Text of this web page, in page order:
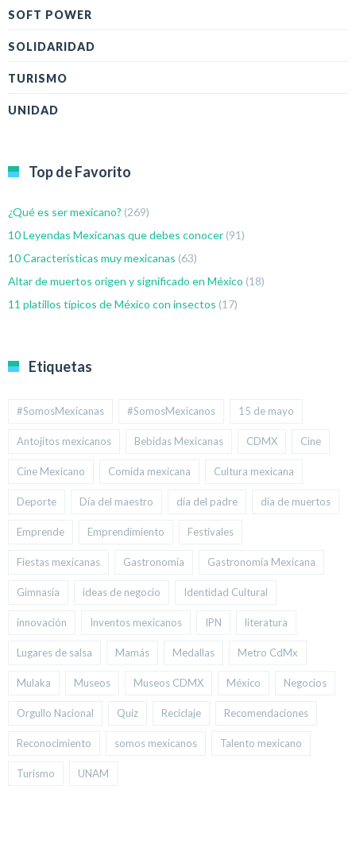
SOFT POWER
SOLIDARIDAD
TURISMO
UNIDAD
Top de Favorito
¿Qué es ser mexicano? (269)
10 Leyendas Mexicanas que debes conocer (91)
10 Características muy mexicanas (63)
Altar de muertos origen y significado en México (18)
11 platillos típicos de México con insectos (17)
Etiquetas
#SomosMexicanas #SomosMexicanos 15 de mayo
Antojitos mexicanos Bebidas Mexicanas CDMX Cine
Cine Mexicano Comida mexicana Cultura mexicana
Deporte Día del maestro día del padre día de muertos
Emprende Emprendimiento Festivales
Fiestas mexicanas Gastronomía Gastronomía Mexicana
Gimnasia ideas de negocio Identidad Cultural
innovación Inventos mexicanos IPN literatura
Lugares de salsa Mamás Medallas Metro CdMx
Mulaka Museos Museos CDMX México Negocios
Orgullo Nacional Quiz Reciclaje Recomendaciones
Reconocimiento somos mexicanos Talento mexicano
Turismo UNAM